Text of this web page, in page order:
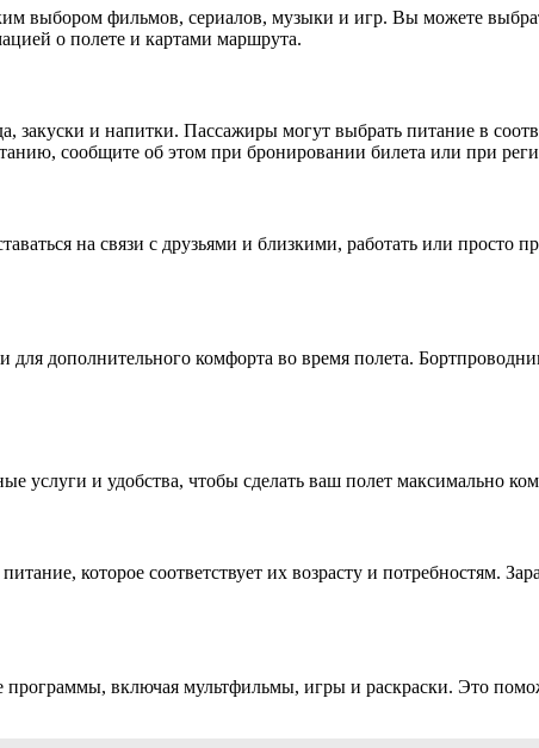
выбором фильмов, сериалов, музыки и игр. Вы можете
о полете и картами маршрута.
закуски и напитки. Пассажиры могут выбрать питание в
сообщите об этом при бронировании билета или при
на связи с друзьями и близкими, работать или просто
дополнительного комфорта во время полета.
услуги и удобства, чтобы сделать ваш полет максимально
которое соответствует их возрасту и потребностям.
включая мультфильмы, игры и раскраски. Это